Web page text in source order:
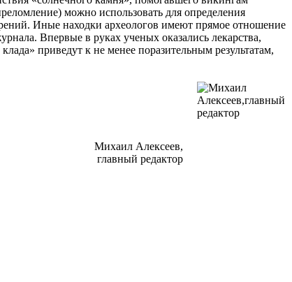
можно использовать для определения
Иные находки археологов имеют прямое отношение
Впервые в руках ученых оказались лекарства,
приведут к не менее поразительным результатам,
Михаил Алексеев,
главный редактор